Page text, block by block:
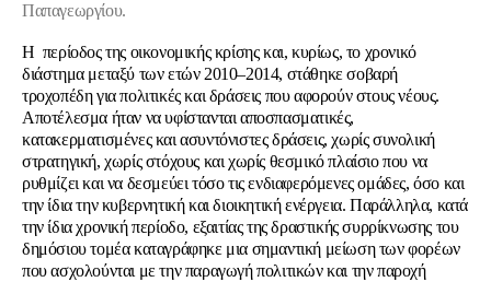
Παπαγεωργίου.
Η περίοδος της οικονομικής κρίσης και, κυρίως, το χρονικό
διάστημα μεταξύ των ετών 2010–2014, στάθηκε σοβαρή
τροχοπέδη για πολιτικές και δράσεις που αφορούν στους νέους.
Αποτέλεσμα ήταν να υφίστανται αποσπασματικές,
κατακερματισμένες και ασυντόνιστες δράσεις, χωρίς συνολική
στρατηγική, χωρίς στόχους και χωρίς θεσμικό πλαίσιο που να
ρυθμίζει και να δεσμεύει τόσο τις ενδιαφερόμενες ομάδες, όσο και
την ίδια την κυβερνητική και διοικητική ενέργεια. Παράλληλα, κατά
την ίδια χρονική περίοδο, εξαιτίας της δραστικής συρρίκνωσης του
δημόσιου τομέα καταγράφηκε μια σημαντική μείωση των φορέων
που ασχολούνται με την παραγωγή πολιτικών και την παροχή